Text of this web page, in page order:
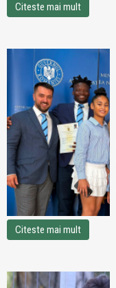
Citeste mai mult
Citeste mai mult